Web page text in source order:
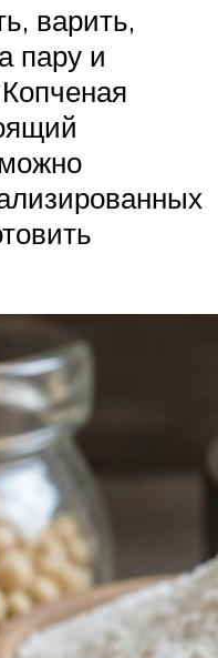
варить,
пару и